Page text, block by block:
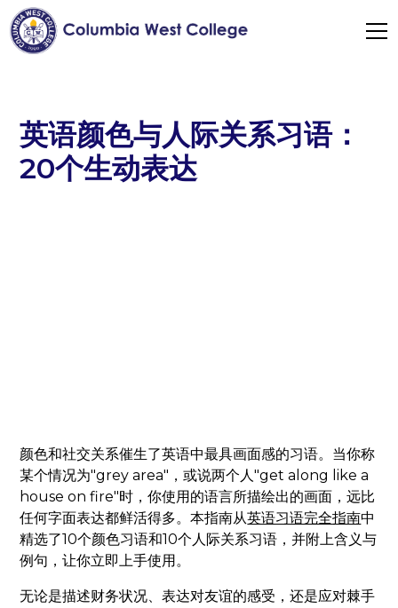
英语颜色与人际关系习语：
20个生动表达
颜色和社交关系催生了英语中最具画面感的习语。当你称
某个情况为"grey area"，或说两个人"get along like a
house on fire"时，你使用的语言所描绘出的画面，远比
任何字面表达都鲜活得多。本指南从英语习语完全指南中
精选了10个颜色习语和10个人际关系习语，并附上含义与
例句，让你立即上手使用。
无论是描述财务状况、表达对友谊的感受，还是应对棘手